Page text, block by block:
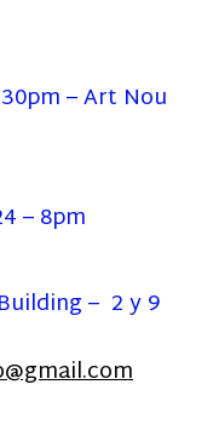
– Art Nou
– 8pm
– 2 y 9